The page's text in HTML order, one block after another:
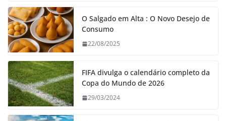
O Salgado em Alta : O Novo Desejo de
Consumo
22/08/2025
FIFA divulga o calendário completo da
Copa do Mundo de 2026
29/03/2024